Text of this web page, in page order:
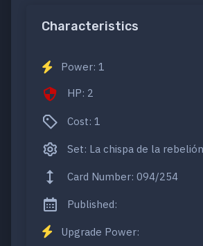
Characteristics
Power: 1
HP: 2
Cost: 1
Set: La chispa de la rebelión
Card Number: 094/254
Published:
Upgrade Power: